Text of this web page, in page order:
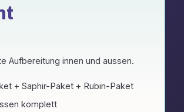
Aufbereitung innen und aussen.
+ Saphir-Paket + Rubin-Paket
komplett